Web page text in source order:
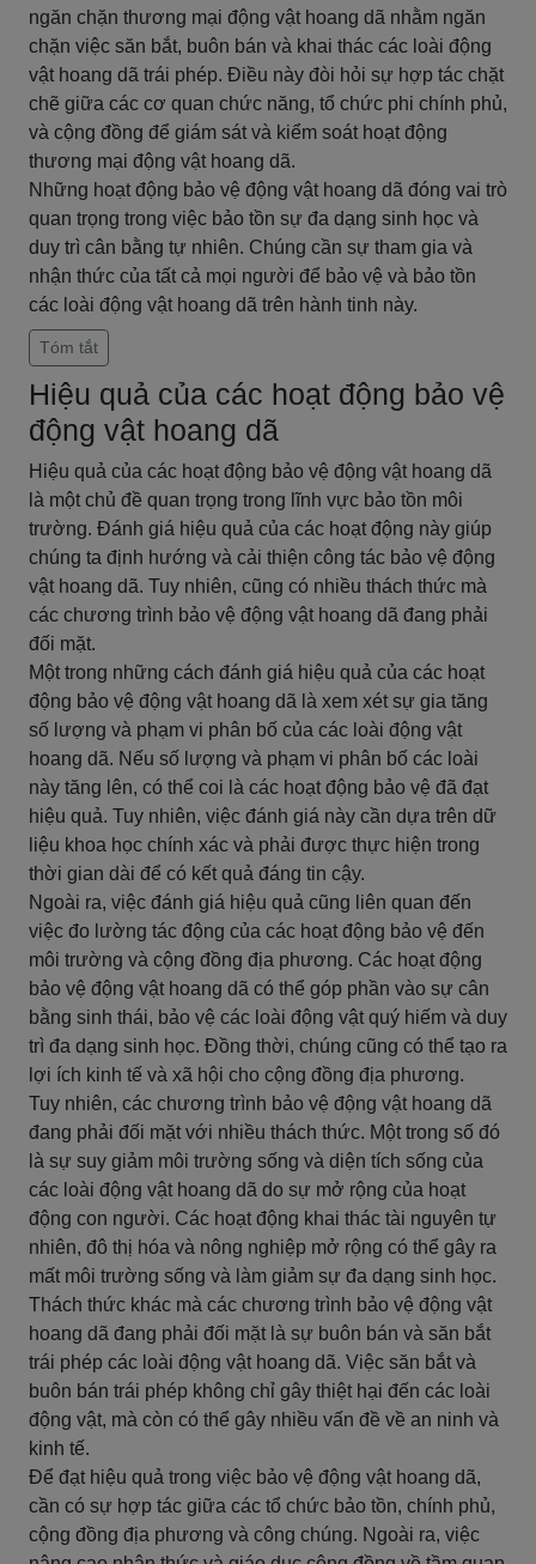
ngăn chặn thương mại động vật hoang dã nhằm ngăn
chặn việc săn bắt, buôn bán và khai thác các loài động
vật hoang dã trái phép. Điều này đòi hỏi sự hợp tác chặt
chẽ giữa các cơ quan chức năng, tổ chức phi chính phủ,
và cộng đồng để giám sát và kiểm soát hoạt động
thương mại động vật hoang dã.
Những hoạt động bảo vệ động vật hoang dã đóng vai trò
quan trọng trong việc bảo tồn sự đa dạng sinh học và
duy trì cân bằng tự nhiên. Chúng cần sự tham gia và
nhận thức của tất cả mọi người để bảo vệ và bảo tồn
các loài động vật hoang dã trên hành tinh này.
Tóm tắt
Hiệu quả của các hoạt động bảo vệ
động vật hoang dã
Hiệu quả của các hoạt động bảo vệ động vật hoang dã
là một chủ đề quan trọng trong lĩnh vực bảo tồn môi
trường. Đánh giá hiệu quả của các hoạt động này giúp
chúng ta định hướng và cải thiện công tác bảo vệ động
vật hoang dã. Tuy nhiên, cũng có nhiều thách thức mà
các chương trình bảo vệ động vật hoang dã đang phải
đối mặt.
Một trong những cách đánh giá hiệu quả của các hoạt
động bảo vệ động vật hoang dã là xem xét sự gia tăng
số lượng và phạm vi phân bố của các loài động vật
hoang dã. Nếu số lượng và phạm vi phân bố các loài
này tăng lên, có thể coi là các hoạt động bảo vệ đã đạt
hiệu quả. Tuy nhiên, việc đánh giá này cần dựa trên dữ
liệu khoa học chính xác và phải được thực hiện trong
thời gian dài để có kết quả đáng tin cậy.
Ngoài ra, việc đánh giá hiệu quả cũng liên quan đến
việc đo lường tác động của các hoạt động bảo vệ đến
môi trường và cộng đồng địa phương. Các hoạt động
bảo vệ động vật hoang dã có thể góp phần vào sự cân
bằng sinh thái, bảo vệ các loài động vật quý hiếm và duy
trì đa dạng sinh học. Đồng thời, chúng cũng có thể tạo ra
lợi ích kinh tế và xã hội cho cộng đồng địa phương.
Tuy nhiên, các chương trình bảo vệ động vật hoang dã
đang phải đối mặt với nhiều thách thức. Một trong số đó
là sự suy giảm môi trường sống và diện tích sống của
các loài động vật hoang dã do sự mở rộng của hoạt
động con người. Các hoạt động khai thác tài nguyên tự
nhiên, đô thị hóa và nông nghiệp mở rộng có thể gây ra
mất môi trường sống và làm giảm sự đa dạng sinh học.
Thách thức khác mà các chương trình bảo vệ động vật
hoang dã đang phải đối mặt là sự buôn bán và săn bắt
trái phép các loài động vật hoang dã. Việc săn bắt và
buôn bán trái phép không chỉ gây thiệt hại đến các loài
động vật, mà còn có thể gây nhiều vấn đề về an ninh và
kinh tế.
Để đạt hiệu quả trong việc bảo vệ động vật hoang dã,
cần có sự hợp tác giữa các tổ chức bảo tồn, chính phủ,
cộng đồng địa phương và công chúng. Ngoài ra, việc